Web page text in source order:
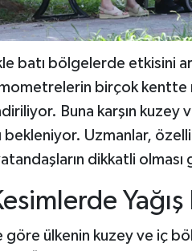
batı bölgelerde etkisini
birçok kentte
Buna karşın kuzey
bekleniyor. Uzmanlar,
vatandaşların dikkatli
ülkenin kuzey ve iç